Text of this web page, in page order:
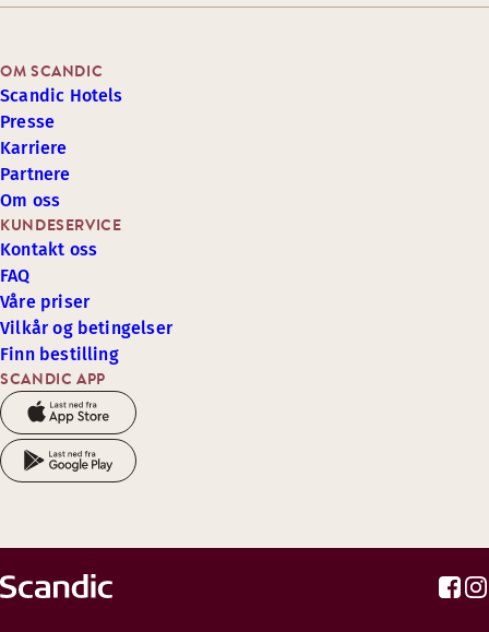
SCANDIC APP
KUNDESERVICE
Kontakt oss
FAQ
Våre priser
Vilkår og betingelser
Finn bestilling
OM SCANDIC
Scandic Hotels
Presse
Karriere
Partnere
Om oss